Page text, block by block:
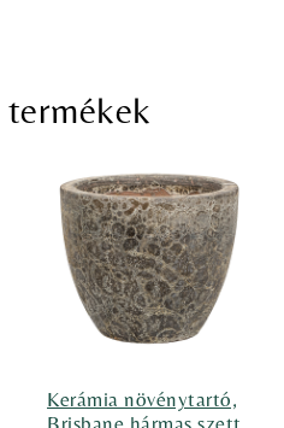
termékek
Kerámia növénytartó,
Brisbane hármas szett